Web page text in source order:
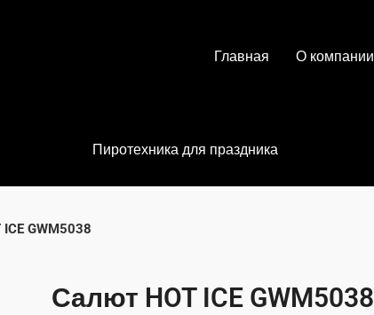
Главная О компании
Пиротехника для праздника
ICE GWM5038
Салют HOT ICE GWM5038